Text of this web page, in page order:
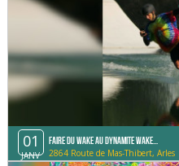
01
JANV
Faire du Wake au Dynamite Wake...
2864 Route de Mas-Thibert, Arles